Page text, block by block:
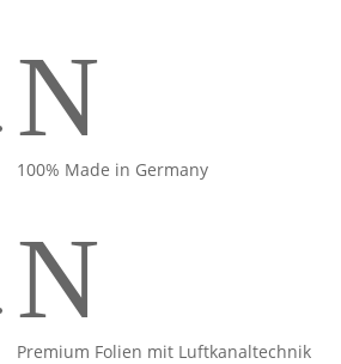
N
100% Made in Germany
N
Premium Folien mit Luftkanaltechnik